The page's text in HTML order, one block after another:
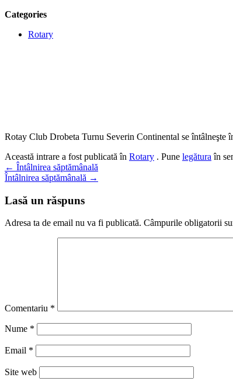
Categories
Rotary
Rotay Club Drobeta Turnu Severin Continental se întâlneşte
Această intrare a fost publicată în Rotary . Pune legătura în
Navigare
în
articole
← Întâlnirea săptămânală
Întâlnirea săptămânală →
Lasă un răspuns
Adresa ta de email nu va fi publicată. Câmpurile obligatorii
Comentariu *
Nume *
Email *
Site web